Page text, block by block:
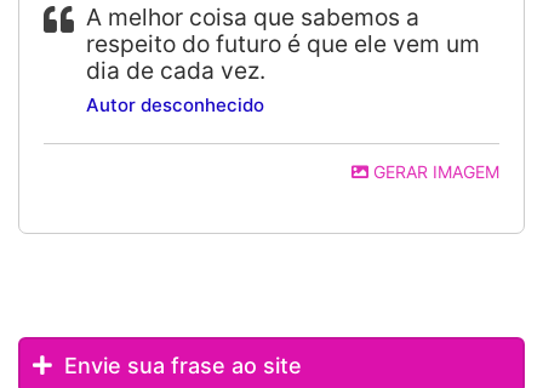
A melhor coisa que sabemos a
respeito do futuro é que ele vem um
dia de cada vez.
Autor desconhecido
GERAR IMAGEM
Envie sua frase ao site